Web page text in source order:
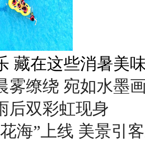
盛夏里的“绿野仙
雾缭绕 宛如水墨
后双彩虹现身
海”上线 美景引